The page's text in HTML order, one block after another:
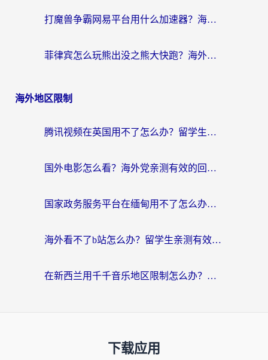
打魔兽争霸网易平台用什么加速器？海外党亲测有效的国服游戏加速指南
菲律宾怎么玩熊出没之熊大快跑？海外党国服游戏加速终极攻略（附3款热门游戏实测）
海外地区限制
腾讯视频在英国用不了怎么办？留学生亲测有效的回国加速器指南
国外电影怎么看？海外党亲测有效的回国加速器选择指南
国家政务服务平台在缅甸用不了怎么办？海外华人必看的回国加速全攻略
海外看不了b站怎么办？留学生亲测有效的回国加速器选择攻略，解决豆瓣音乐、美团外卖难题
在新西兰用千千音乐地区限制怎么办？海外华人必备的回国加速解决方案
下载应用